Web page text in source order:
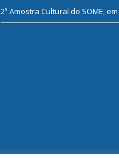
2ª Amostra Cultural do SOME,